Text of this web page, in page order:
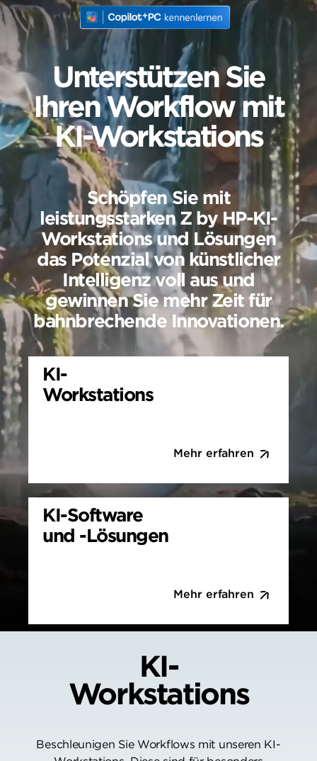
Unterstützen Sie
Ihren Workflow mit
KI-Workstations
Schöpfen Sie mit
leistungsstarkenZ by HP-KI-
Workstations und Lösungen
das Potenzial von künstlicher
Intelligenz voll aus und
gewinnen Sie mehr Zeit für
bahnbrechende Innovationen.
KI-
Workstations
Mehr erfahren
KI-Software
und -Lösungen
Mehr erfahren
KI-
Workstations
Beschleunigen Sie Workflows mit unseren KI-